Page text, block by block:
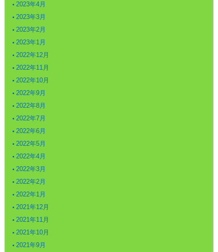
2023年4月
2023年3月
2023年2月
2023年1月
2022年12月
2022年11月
2022年10月
2022年9月
2022年8月
2022年7月
2022年6月
2022年5月
2022年4月
2022年3月
2022年2月
2022年1月
2021年12月
2021年11月
2021年10月
2021年9月